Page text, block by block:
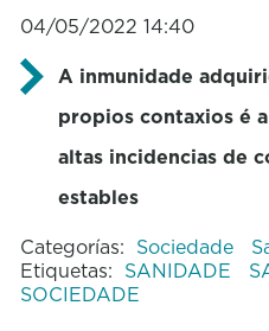
04/05/2022 14:40
A inmunidade
propios contaxios é
altas incidencias de
estables
Categorías: Sociedade
Etiquetas: SANIDADE
SOCIEDADE